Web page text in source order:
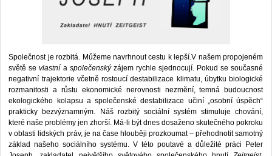
Společnost je rozbitá. Můžeme navrhnout cestu k lepší.V našem propojeném
světě sevlastní a společenskýzájem rychle sjednocují. Pokud se současné
negativní trajektorie včetně rostoucí destabilizace klimatu, úbytku biologické
rozmanitosti a růstu ekonomické nerovnosti nezmění, temná budoucnost
ekologického kolapsu a společenské destabilizace učiní „osobní úspěch“
prakticky bezvýznamným. Náš rozbitý sociální systém stimuluje chování,
které naše problémy jen zhorší. Má-li být dnes dosaženo skutečného pokroku
v oblasti lidských práv, je na čase hlouběji prozkoumat – přehodnotit samotný
základ našeho sociálního systému. V této poutavé a důležité práci Peter